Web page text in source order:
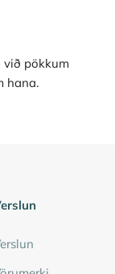
pökkum
hana.